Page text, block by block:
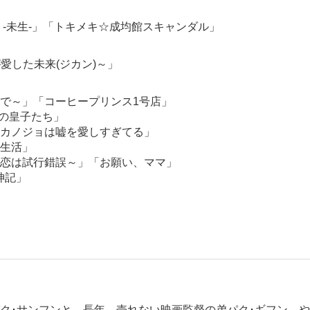
生-」「トキメキ☆成均館スキャンダル」
した未来(ジカン)～」
～」「コーヒープリンス1号店」
皇子たち」
ノジョは嘘を愛しすぎてる」
活」
は試行錯誤～」「お願い、ママ」
」